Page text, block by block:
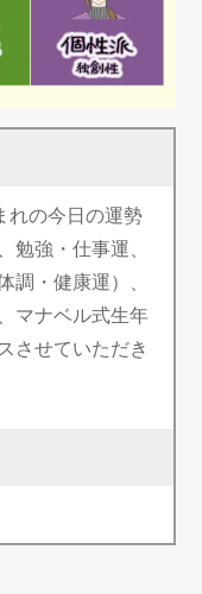
れの今日の運勢
勉強・仕事運、
調・健康運）、
マナベル式生年
させていただき